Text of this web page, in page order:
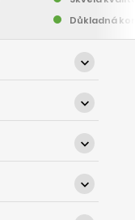
Důkladná



